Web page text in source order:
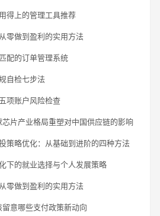
得上的管理工具推荐
零做到盈利的实用方法
配的订单管理系统
自检七步法
项账户风险检查
片产业格局重塑对中国供应链的影响
策略优化：从基础到进阶的四种方法
下的就业选择与个人发展策略
零做到盈利的实用方法
意哪些支付政策新动向